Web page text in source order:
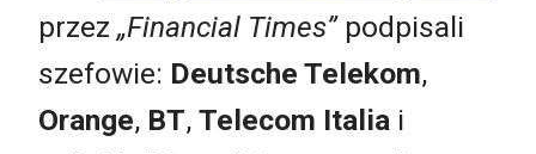
przez „Financial Times”podpisali
szefowie: Deutsche Telekom,
Orange, BT, Telecom Italia i